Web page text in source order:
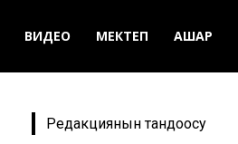
ВИДЕО МЕКТЕП АШАР
Редакциянын тандоосу